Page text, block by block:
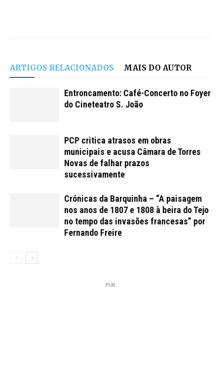
ARTIGOS RELACIONADOS MAIS DO AUTOR
Entroncamento: Café-Concerto no Foyer
do Cineteatro S. João
PCP critica atrasos em obras
municipais e acusa Câmara de Torres
Novas de falhar prazos
sucessivamente
Crónicas da Barquinha – “A paisagem
nos anos de 1807 e 1808 à beira do Tejo
no tempo das invasões francesas” por
Fernando Freire
PUB